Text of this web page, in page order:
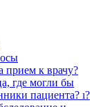
прием к врачу?
где могли бы
пациента? ı?